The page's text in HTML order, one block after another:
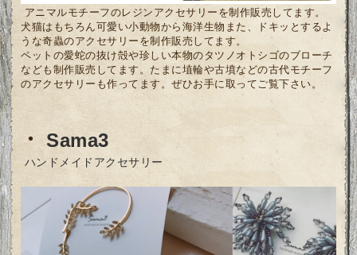
アニマルモチーフのレジンアクセサリーを制作販売してます。
犬猫はもちろん可愛い小動物から海洋生物また、ドキッとするよ
うな奇蟲のアクセサリーを制作販売してます。
ペットの愛蛇の抜け殻や珍しい本物のタツノオトシゴのブローチ
なども制作販売してます。たまに埴輪や古墳などの古代モチーフ
のアクセサリーも作ってます。ぜひお手に取ってご覧下さい。
・Sama3
ハンドメイドアクセサリー